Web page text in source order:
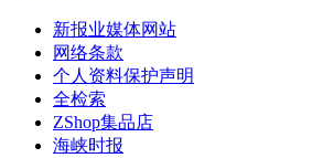
新报业媒体网站
网络条款
个人资料保护声明
全检索
ZShop集品店
海峡时报